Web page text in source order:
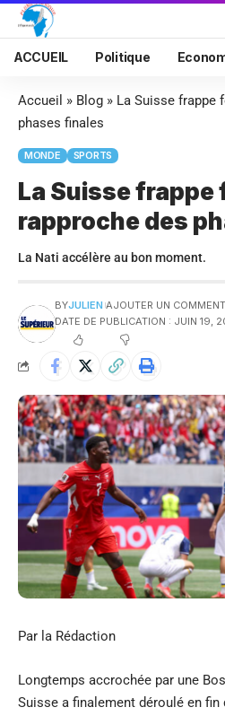
ACCUEIL Politique
Accueil » Blog » La Suisse frappe
phases finales
MONDE SPORTS
La Suisse frappe
rapproche des
La Nati accélère au bon moment.
BYJULIEN AJOUTER UN
DATE DE PUBLICATION : JUIN 19,
Par la Rédaction
Longtemps accrochée par une
Suisse a finalement déroulé en fin